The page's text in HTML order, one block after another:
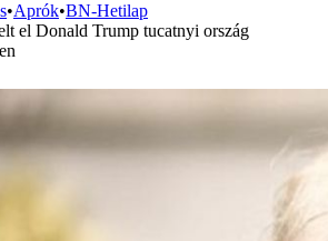
•Aprók•BN-Hetilap
el Donald Trump tucatnyi ország